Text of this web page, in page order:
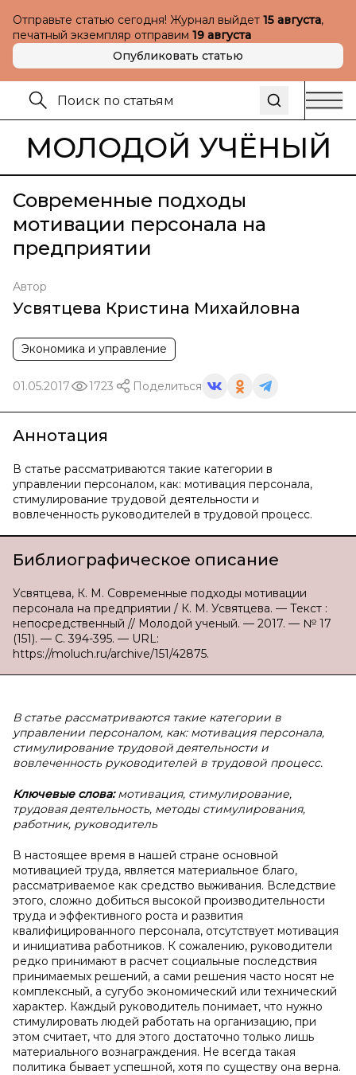
Отправьте статью сегодня! Журнал выйдет 15 августа,
печатный экземпляр отправим 19 августа
Опубликовать статью
МОЛОДОЙ УЧЁНЫЙ
Современные подходы
мотивации персонала на
предприятии
Автор
Усвятцева Кристина Михайловна
Экономика и управление
01.05.2017 1723 Поделиться
Аннотация
В статье рассматриваются такие категории в
управлении персоналом, как: мотивация персонала,
стимулирование трудовой деятельности и
вовлеченность руководителей в трудовой процесс.
Библиографическое описание
Усвятцева, К. М. Современные подходы мотивации
персонала на предприятии / К. М. Усвятцева. — Текст :
непосредственный // Молодой ученый. — 2017. — № 17
(151). — С. 394-395. — URL:
https://moluch.ru/archive/151/42875.
В статье рассматриваются такие категории в
управлении персоналом, как: мотивация персонала,
стимулирование трудовой деятельности и
вовлеченность руководителей в трудовой процесс.
Ключевые слова:мотивация, стимулирование,
трудовая деятельность, методы стимулирования,
работник, руководитель
В настоящее время в нашей стране основной
мотивацией труда, является материальное благо,
рассматриваемое как средство выживания. Вследствие
этого, сложно добиться высокой производительности
труда и эффективного роста и развития
квалифицированного персонала, отсутствует мотивация
и инициатива работников. К сожалению, руководители
редко принимают в расчет социальные последствия
принимаемых решений, а сами решения часто носят не
комплексный, а сугубо экономический или технический
характер. Каждый руководитель понимает, что нужно
стимулировать людей работать на организацию, при
этом считает, что для этого достаточно только лишь
материального вознаграждения. Не всегда такая
политика бывает успешной, хотя по существу она верна.